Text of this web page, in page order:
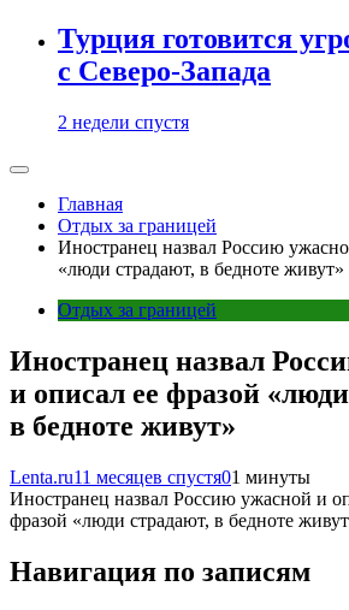
Турция готовится
с Северо-Запада
2 недели спустя
Главная
Отдых за границей
Иностранец назвал Россию
«люди страдают, в бедноте живут»
Отдых за границей
Иностранец назвал
и описал ее фразой
в бедноте живут»
Lenta.ru11 месяцев спустя01 минуты
Иностранец назвал Россию ужасной и
фразой «люди страдают, в бедноте
Навигация по записям